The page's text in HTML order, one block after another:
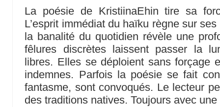
La poésie de KristiinaEhin tire sa
L’esprit immédiat du haïku règne sur
la banalité du quotidien révèle une
fêlures discrètes laissent passer la
libres. Elles se déploient sans forçage
indemnes. Parfois la poésie se fait
fantasme, sont convoqués. Le lecteur
des traditions natives. Toujours avec